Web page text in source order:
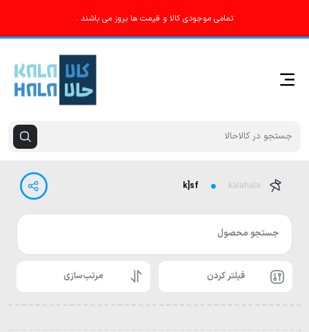
تمامی موجودی کالا و قیمت ها بروز می باشند .
kalahala
k]sf
جستجو محصول
فیلتر کردن مرتب‌سازی